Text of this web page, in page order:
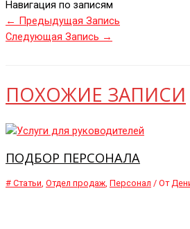
Навигация по записям
← Предыдущая Запись
Следующая Запись →
ПОХОЖИЕ ЗАПИСИ
ПОДБОР ПЕРСОНАЛА
# Статьи, Отдел продаж, Персонал / От